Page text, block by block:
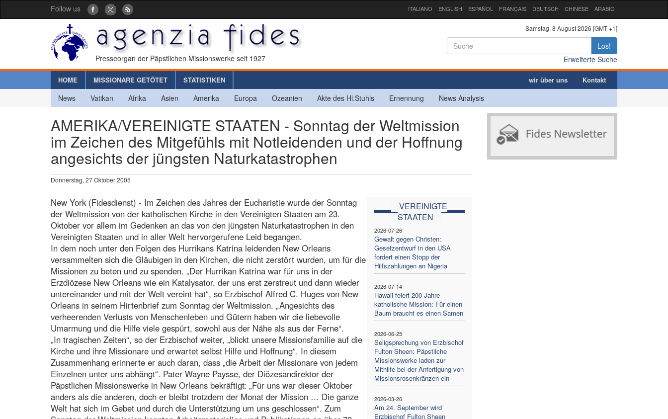
Follow us ITALIANO ENGLISH ESPAÑOL FRANÇAIS DEUTSCH CHINESE ARABIC
Presseorgan der Päpstlichen Missionswerke seit 1927
Samstag, 8 August 2026 [GMT +1]
Los!
Erweiterte Suche
HOME MISSIONARE GETÖTET STATISTIKEN wir über uns Kontakt
News Vatikan Afrika Asien Amerika Europa Ozeanien Akte des Hl.Stuhls Ernennung News Analysis
AMERIKA/VEREINIGTE STAATEN - Sonntag der Weltmission
im Zeichen des Mitgefühls mit Notleidenden und der Hoffnung
angesichts der jüngsten Naturkatastrophen
Donnerstag, 27 Oktober 2005
VEREINIGTE
STAATEN
2026-07-26
Gewalt gegen Christen:
Gesetzentwurf in den USA
fordert einen Stopp der
Hilfszahlungen an Nigeria
2026-07-14
Hawaii feiert 200 Jahre
katholische Mission: Für einen
Baum braucht es einen Samen
2026-06-25
Seligsprechung von Erzbischof
Fulton Sheen: Päpstliche
Missionswerke laden zur
Mithilfe bei der Anfertigung von
Missionsrosenkränzen ein
2026-03-26
Am 24. September wird
Erzbischof Fulton Sheen
New York (Fidesdienst) - Im Zeichen des Jahres der Eucharistie wurde der Sonntag
der Weltmission von der katholischen Kirche in den Vereinigten Staaten am 23.
Oktober vor allem im Gedenken an das von den jüngsten Naturkatastrophen in den
Vereinigten Staaten und in aller Welt hervorgerufene Leid begangen.
In dem noch unter den Folgen des Hurrikans Katrina leidenden New Orleans
versammelten sich die Gläubigen in den Kirchen, die nicht zerstört wurden, um für die
Missionen zu beten und zu spenden. „Der Hurrikan Katrina war für uns in der
Erzdiözese New Orleans wie ein Katalysator, der uns erst zerstreut und dann wieder
untereinander und mit der Welt vereint hat“, so Erzbischof Alfred C. Huges von New
Orleans in seinem Hirtenbrief zum Sonntag der Weltmission. „Angesichts des
verheerenden Verlusts von Menschenleben und Gütern haben wir die liebevolle
Umarmung und die Hilfe viele gespürt, sowohl aus der Nähe als aus der Ferne“.
„In tragischen Zeiten“, so der Erzbischof weiter, „blickt unsere Missionsfamilie auf die
Kirche und ihre Missionare und erwartet selbst Hilfe und Hoffnung“. In diesem
Zusammenhang erinnerte er auch daran, dass „die Arbeit der Missionare von jedem
Einzelnen unter uns abhängt“. Pater Wayne Paysse, der Diözesandirektor der
Päpstlichen Missionswerke in New Orleans bekräftigt: „Für uns war dieser Oktober
anders als die anderen, doch er bleibt trotzdem der Monat der Mission … Die ganze
Welt hat sich im Gebet und durch die Unterstützung um uns geschlossen“. Zum